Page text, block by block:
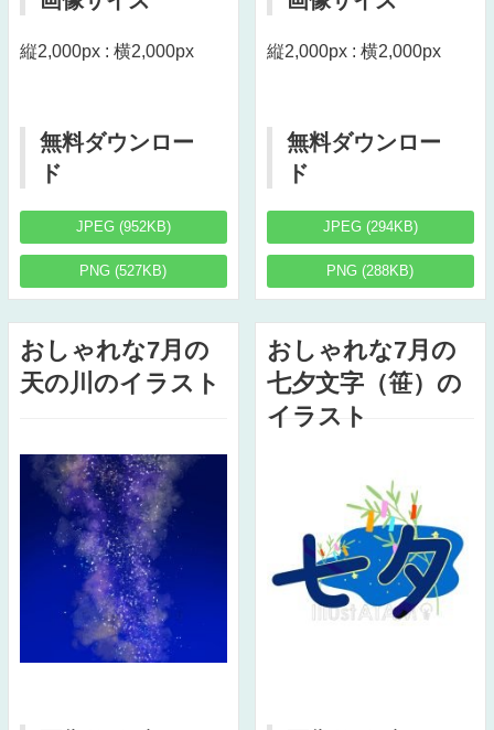
縦2,000px : 横2,000px
無料ダウンロー
ド
JPEG (952KB)
PNG (527KB)
縦2,000px : 横2,000px
無料ダウンロー
ド
JPEG (294KB)
PNG (288KB)
おしゃれな7月の
天の川のイラスト
おしゃれな7月の
七夕文字（笹）の
イラスト